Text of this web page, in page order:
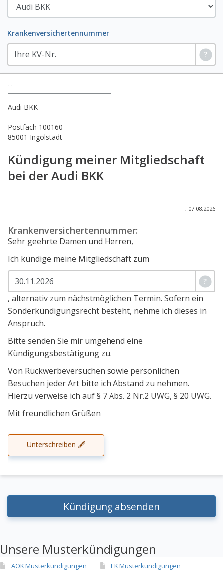
Krankenversichertennummer
?
· ·
Audi BKK
Postfach 100160
85001 Ingolstadt
Kündigung meiner Mitgliedschaft
bei der Audi BKK
, 07.08.2026
Krankenversichertennummer:
Sehr geehrte Damen und Herren,
Ich kündige meine Mitgliedschaft zum
?
, alternativ zum nächstmöglichen Termin. Sofern ein
Sonderkündigungsrecht besteht, nehme ich dieses in
Anspruch.
Bitte senden Sie mir umgehend eine
Kündigungsbestätigung zu.
Von Rückwerbeversuchen sowie persönlichen
Besuchen jeder Art bitte ich Abstand zu nehmen.
Hierzu verweise ich auf § 7 Abs. 2 Nr.2 UWG, § 20 UWG.
Mit freundlichen Grüßen
Unterschreiben 🖋
Kündigung absenden
Unsere Musterkündigungen
AOK Musterkündigungen EK Musterkündigungen